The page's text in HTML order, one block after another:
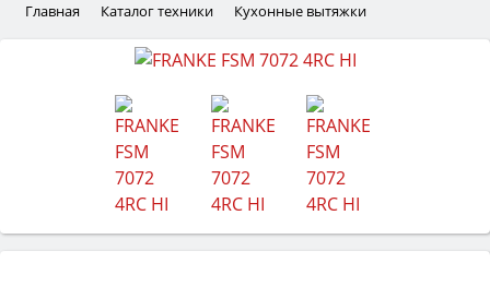
Главная Каталог техники Кухонные вытяжки